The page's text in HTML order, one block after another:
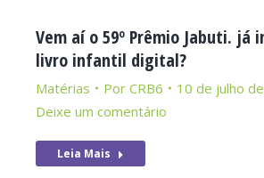
Vem aí o 59º Prêmio Jabuti. já
livro infantil digital?
Matérias Por CRB6
10 de julho
Deixe um comentário
Leia Mais